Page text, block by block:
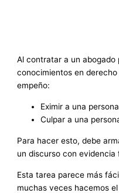
Al contratar a un abogado
conocimientos en
empeño:
Eximir a una
Culpar a una
Para hacer esto, debe
un discurso con
Esta tarea parece más
muchas veces hacemos